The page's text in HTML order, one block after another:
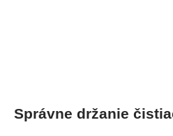
Správne držanie